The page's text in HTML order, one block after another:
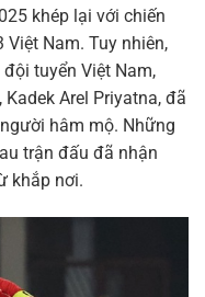
khép lại với chiến
Việt Nam. Tuy nhiên,
tuyển Việt Nam,
Arel Priyatna, đã
hâm mộ. Những
trận đấu đã nhận
khắp nơi.